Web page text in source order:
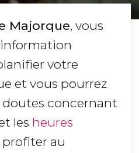
Majorque, vous
votre
et vous pourrez
doutes concernant
les heures
au